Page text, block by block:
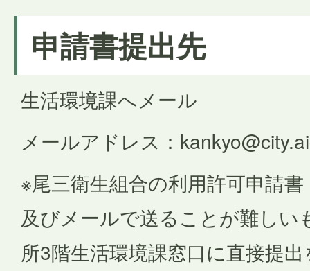
申請書提出先
生活環境課へメール
メールアドレス：
※尾三衛生組合の利用許可申請
及びメールで送ることが難しい
所3階生活環境課窓口に直接提